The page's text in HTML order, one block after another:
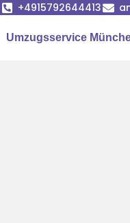
+4915792644413
Umzugsservice